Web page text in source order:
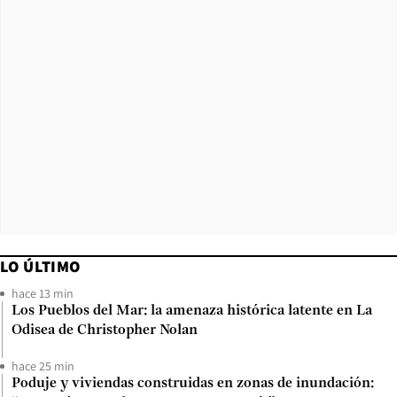
LO ÚLTIMO
hace 13 min
Los Pueblos del Mar: la amenaza histórica latente en La
Odisea de Christopher Nolan
hace 25 min
Poduje y viviendas construidas en zonas de inundación: